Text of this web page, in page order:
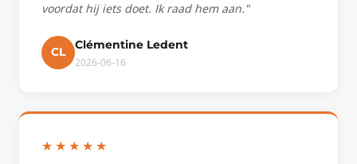
voordat hij iets doet. Ik raad hem aan."
CL Clémentine Ledent
2026-06-16
★★★★★